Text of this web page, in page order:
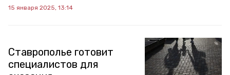
15 января 2025, 13:14
Ставрополье готовит
специалистов для